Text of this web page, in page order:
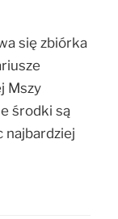
się zbiórka
Mszy
środki są
najbardziej